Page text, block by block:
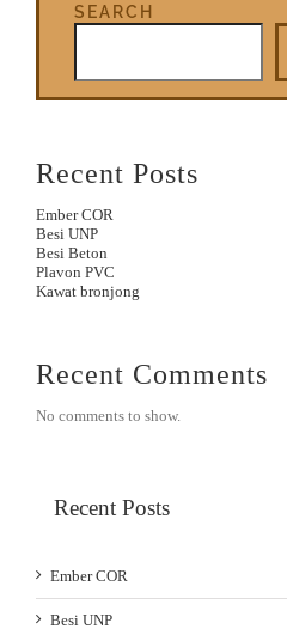
SEARCH
Recent Posts
Ember COR
Besi UNP
Besi Beton
Plavon PVC
Kawat bronjong
Recent Comments
No comments to show.
Recent Posts
Ember COR
Besi UNP